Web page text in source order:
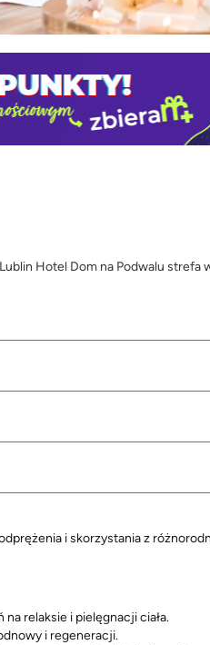
Hotel Dom na Podwalu strefa
i skorzystania z
relaksie i pielęgnacji ciała.
i regeneracji.